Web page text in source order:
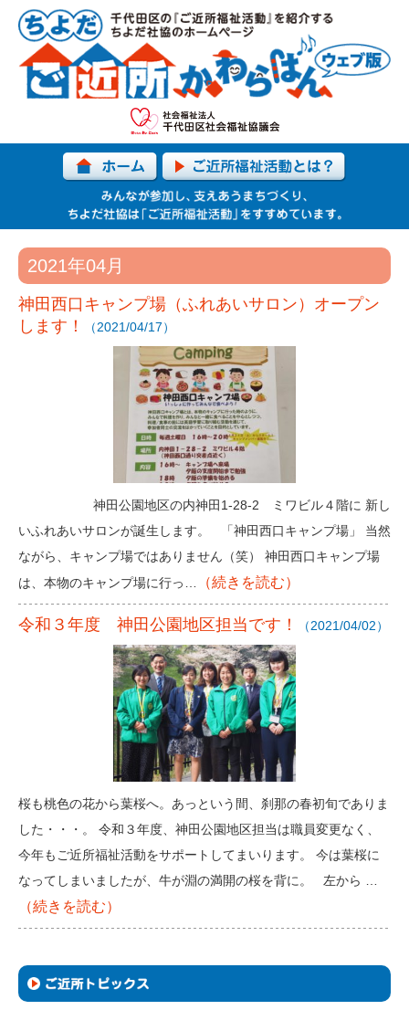
2021年04月
神田西口キャンプ場（ふれあいサロン）オープン
します！
（2021/04/17）
神田公園地区の内神田1-28-2 ミワビル４階に 新し
いふれあいサロンが誕生します。 「神田西口キャンプ場」 当然
ながら、キャンプ場ではありません（笑） 神田西口キャンプ場
は、本物のキャンプ場に行っ…
（続きを読む）
令和３年度 神田公園地区担当です！ （2021/04/02）
桜も桃色の花から葉桜へ。あっという間、刹那の春初旬でありま
した・・・。 令和３年度、神田公園地区担当は職員変更なく、
今年もご近所福祉活動をサポートしてまいります。 今は葉桜に
なってしまいましたが、牛が淵の満開の桜を背に。 左から …
（続きを読む）